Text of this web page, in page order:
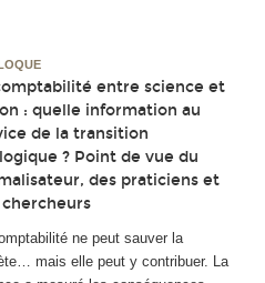
entre science et
: quelle information au
de la transition
? Point de vue du
des praticiens et
ne peut sauver la
mais elle peut y contribuer. La